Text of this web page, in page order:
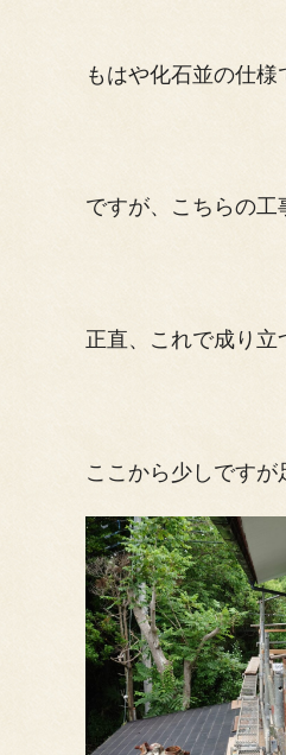
もはや化石並の仕様
ですが、こちらの
正直、これで成り
ここから少しです